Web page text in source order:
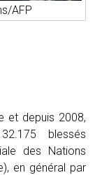
AFP
et depuis 2008,
blessés
des Nations
en général par